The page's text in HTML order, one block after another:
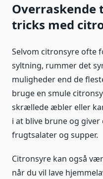
Overraskende
tricks med
Selvom citronsyre ofte
syltning, rummer det
muligheder end de
bruge en smule
skrællede æbler eller
i at blive brune og
frugtsalater og supper.
Citronsyre kan også
når du vil lave